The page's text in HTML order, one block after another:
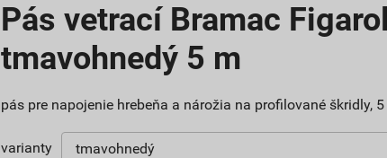
Pás vetrací Bramac
tmavohnedý 5 m
pás pre napojenie hrebeňa a nárožia na profilované škridly,
varianty